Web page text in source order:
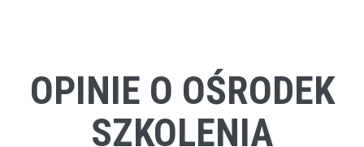
OPINIE O OŚRODEK
SZKOLENIA